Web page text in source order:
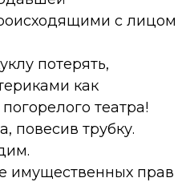
с лицом
потерять,
как
театра!
повесив трубку.
имущественных прав